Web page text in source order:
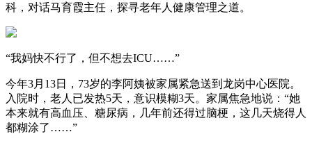
科，对话马育霞主任，探寻老年人健康管理之道。
“我妈快不行了，但不想去ICU……”
今年3月13日，73岁的李阿姨被家属紧急送到龙岗中心医院。
入院时，老人已发热5天，意识模糊3天。家属焦急地说：“她
本来就有高血压、糖尿病，几年前还得过脑梗，这几天烧得人
都糊涂了……”